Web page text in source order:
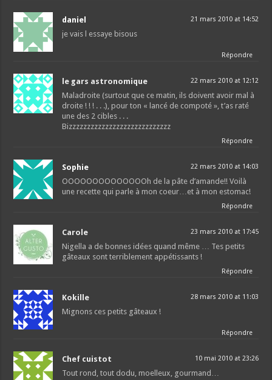
daniel 21 mars 2010 at 14:52
je vais l essaye bisous
Répondre
le gars astronomique 22 mars 2010 at 12:12
Maladroite (surtout que ce matin, ils doivent avoir mal à
droite ! ! ! . . .), pour ton « lancé de compoté », t’as raté
une des 2 cibles . . .
Bizzzzzzzzzzzzzzzzzzzzzzzzzzzz
Répondre
Sophie 22 mars 2010 at 14:03
OOOOOOOOOOOOOOh de la pâte d’amande!! Voilà
une recette qui parle à mon coeur…et à mon estomac!
Répondre
Carole 23 mars 2010 at 17:45
Nigella a de bonnes idées quand même … Tes petits
gâteaux sont terriblement appétissants !
Répondre
Kokille 28 mars 2010 at 11:03
Mignons ces petits gâteaux !
Répondre
Chef cuistot 10 mai 2010 at 23:26
Tout rond, tout dodu, moelleux, gourmand…